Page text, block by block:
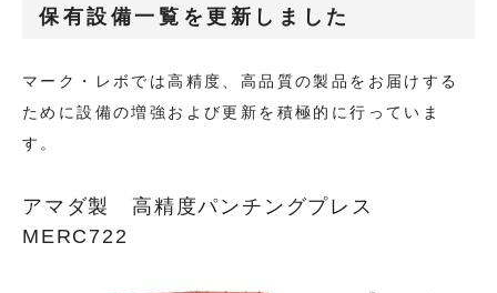
保有設備一覧を更新しました
マーク・レボでは高精度、高品質の製品をお届けする
ために設備の増強および更新を積極的に行っていま
す。
アマダ製 高精度パンチングプレス
MERC722